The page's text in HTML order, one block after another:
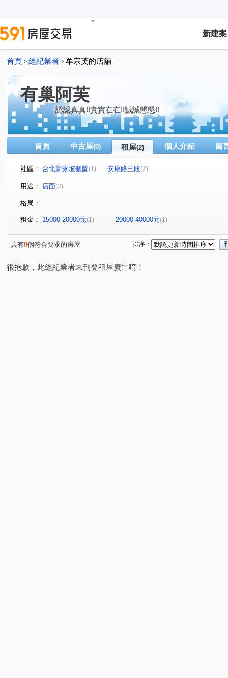
新建案
首頁 > 經紀業者 > 牟宗芙的店舖
有巢阿芙
認認真真!!實實在在!!誠誠懇懇!!
首頁 中古屋(0) 租屋(2) 個人介紹 留
社區： 台北新家坡儷園(1) 安康路三段(2)
用途： 店面(2)
格局：
租金： 15000-20000元(1) 20000-40000元(1)
共有0個符合要求的房屋 排序：
很抱歉，此經紀業者未刊登租屋廣告唷！